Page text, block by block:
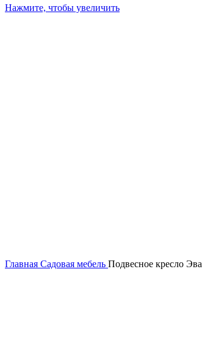
Нажмите, чтобы увеличить
Главная Садовая мебель Подвесное кресло Эва